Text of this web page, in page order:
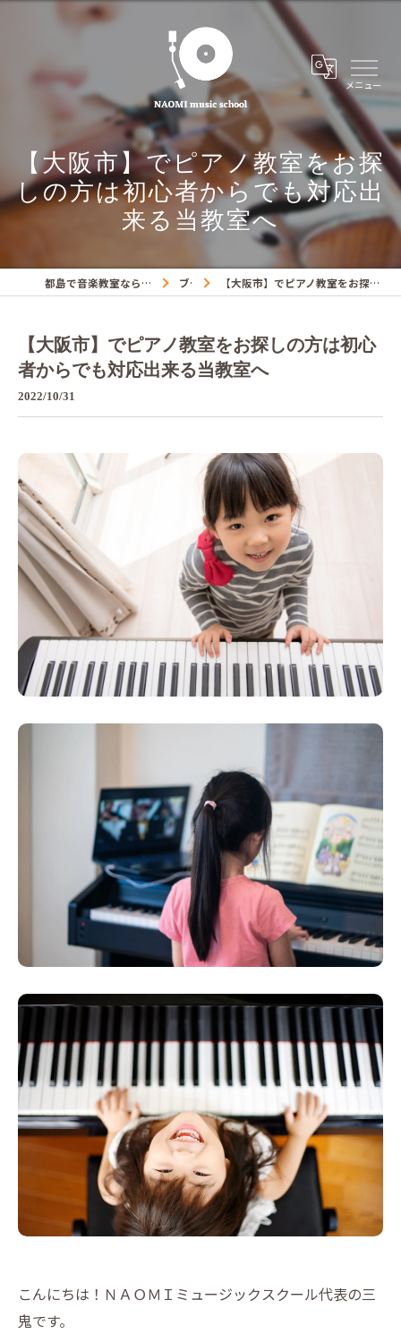
【大阪市】でピアノ教室をお探
しの方は初心者からでも対応出
来る当教室へ
都島で音楽教室ならNAOMIミュージックスクール ブログ 【大阪市】でピアノ教室をお探しの方は初心者からでも対応出来る当教室へ
【大阪市】でピアノ教室をお探しの方は初心
者からでも対応出来る当教室へ
2022/10/31
こんにちは！ＮＡＯＭＩミュージックスクール代表の三
鬼です。